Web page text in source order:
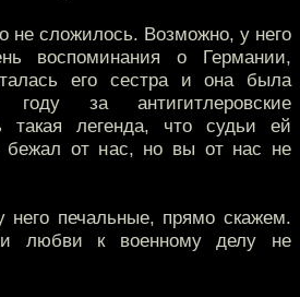
не сложилось. Возможно, у него
воспоминания о Германии,
его сестра и она была
за антигитлеровские
такая легенда, что судьи ей
бежал от нас, но вы от нас не
него печальные, прямо скажем.
и любви к военному делу не